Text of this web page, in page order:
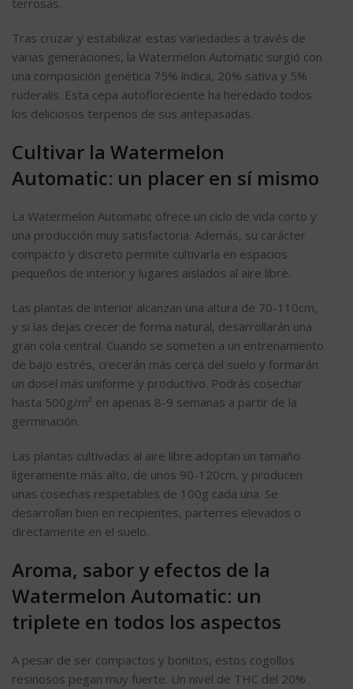
terrosas.
Tras cruzar y estabilizar estas variedades a través de
varias generaciones, la Watermelon Automatic surgió con
una composición genética 75% índica, 20% sativa y 5%
ruderalis. Esta cepa autofloreciente ha heredado todos
los deliciosos terpenos de sus antepasadas.
Cultivar la Watermelon
Automatic: un placer en sí mismo
La Watermelon Automatic ofrece un ciclo de vida corto y
una producción muy satisfactoria. Además, su carácter
compacto y discreto permite cultivarla en espacios
pequeños de interior y lugares aislados al aire libre.
Las plantas de interior alcanzan una altura de 70-110cm,
y si las dejas crecer de forma natural, desarrollarán una
gran cola central. Cuando se someten a un entrenamiento
de bajo estrés, crecerán más cerca del suelo y formarán
un dosel más uniforme y productivo. Podrás cosechar
hasta 500g/m² en apenas 8-9 semanas a partir de la
germinación.
Las plantas cultivadas al aire libre adoptan un tamaño
ligeramente más alto, de unos 90-120cm, y producen
unas cosechas respetables de 100g cada una. Se
desarrollan bien en recipientes, parterres elevados o
directamente en el suelo.
Aroma, sabor y efectos de la
Watermelon Automatic: un
triplete en todos los aspectos
A pesar de ser compactos y bonitos, estos cogollos
resinosos pegan muy fuerte. Un nivel de THC del 20%